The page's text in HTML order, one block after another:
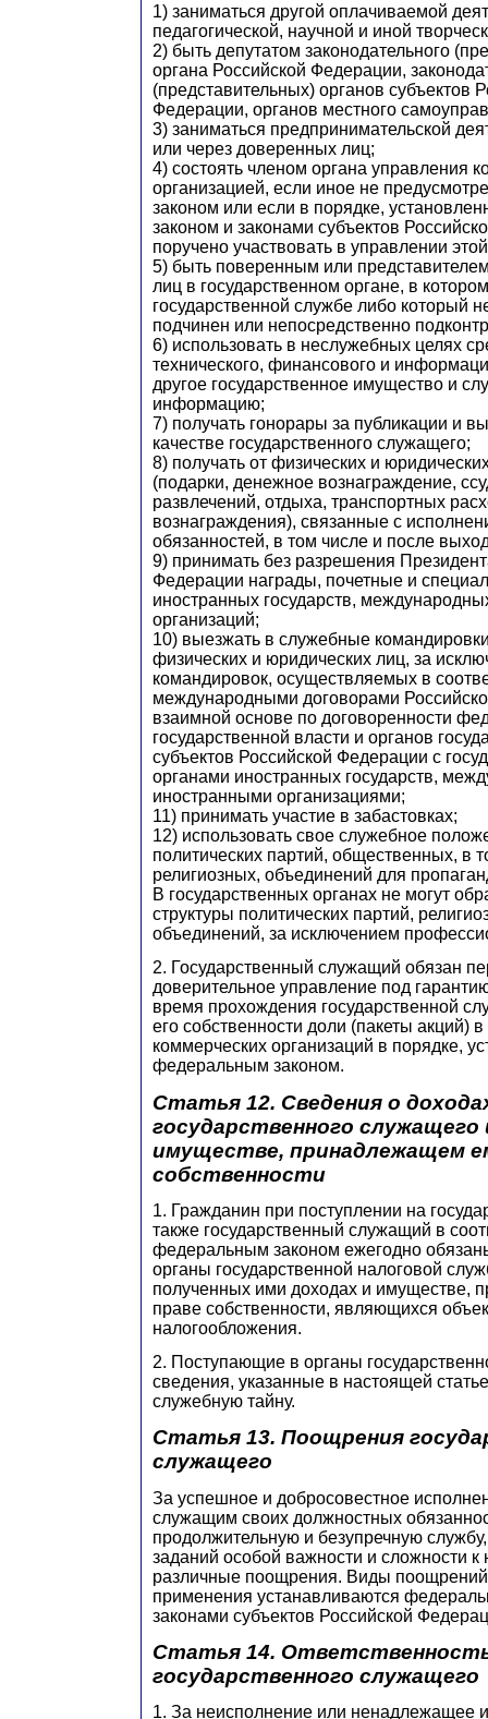
1) заниматься другой оплачиваемой
педагогической, научной и иной
2) быть депутатом законодательного
органа Российской Федерации,
(представительных) органов субъектов
Федерации, органов местного
3) заниматься предпринимательской
или через доверенных лиц;
4) состоять членом органа управления
организацией, если иное не
законом или если в порядке,
законом и законами субъектов
поручено участвовать в управлении
5) быть поверенным или
лиц в государственном органе, в
государственной службе либо который
подчинен или непосредственно
6) использовать в неслужебных целях
технического, финансового и
другое государственное имущество и
информацию;
7) получать гонорары за публикации и
качестве государственного служащего;
8) получать от физических и
(подарки, денежное вознаграждение,
развлечений, отдыха, транспортных
вознаграждения), связанные с
обязанностей, в том числе и после
9) принимать без разрешения
Федерации награды, почетные и
иностранных государств,
организаций;
10) выезжать в служебные командировки
физических и юридических лиц, за
командировок, осуществляемых в
международными договорами
взаимной основе по договоренности
государственной власти и органов
субъектов Российской Федерации с
органами иностранных государств,
иностранными организациями;
11) принимать участие в забастовках;
12) использовать свое служебное
политических партий, общественных, в
религиозных, объединений для
В государственных органах не могут
структуры политических партий,
объединений, за исключением
2. Государственный служащий обязан
доверительное управление под
время прохождения государственной
его собственности доли (пакеты акций)
коммерческих организаций в порядке,
федеральным законом.
Статья 12. Сведения о
государственного служащего
имуществе, принадлежащем
собственности
1. Гражданин при поступлении на
также государственный служащий в
федеральным законом ежегодно
органы государственной налоговой
полученных ими доходах и имуществе,
праве собственности, являющихся
налогообложения.
2. Поступающие в органы
сведения, указанные в настоящей
служебную тайну.
Статья 13. Поощрения
служащего
За успешное и добросовестное
служащим своих должностных
продолжительную и безупречную
заданий особой важности и сложности
различные поощрения. Виды поощрений
применения устанавливаются
законами субъектов Российской
Статья 14.
государственного служащего
1. За неисполнение или ненадлежащее